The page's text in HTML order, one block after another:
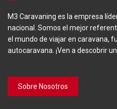
M3 Caravaning es la empresa
nacional. Somos el mejor
el mundo de viajar en caravana,
autocaravana. ¡Ven a descobrir
Sobre Nosotros